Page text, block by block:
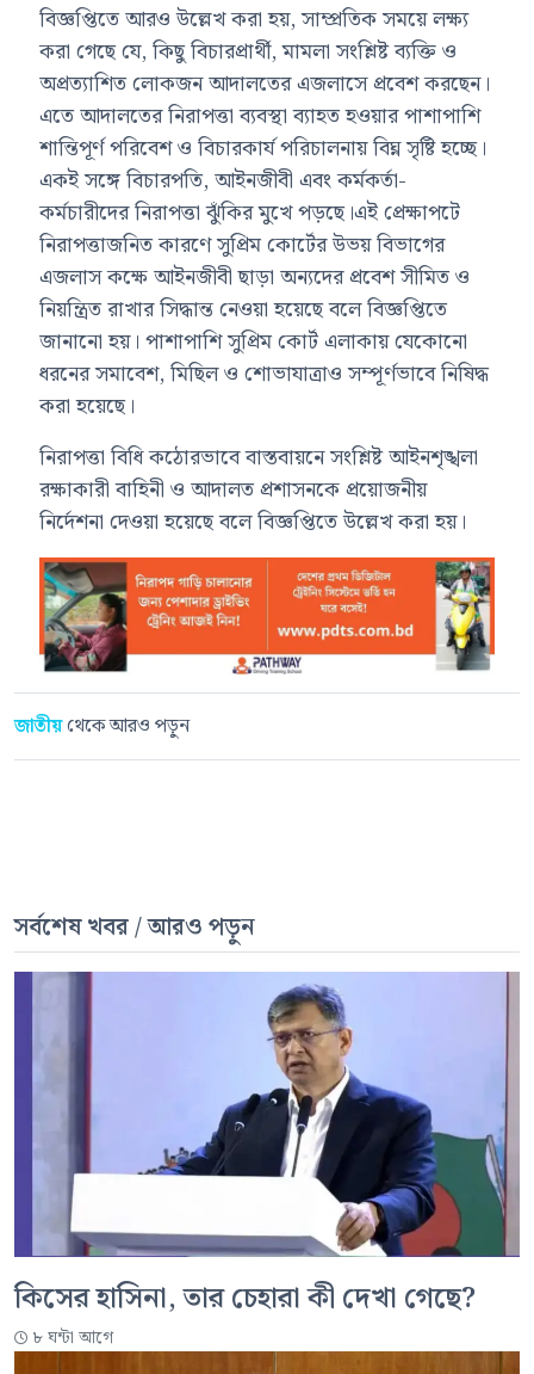
বিজ্ঞপ্তিতে আরও উল্লেখ করা হয়, সাম্প্রতিক সময়ে লক্ষ্য
করা গেছে যে, কিছু বিচারপ্রার্থী, মামলা সংশ্লিষ্ট ব্যক্তি ও
অপ্রত্যাশিত লোকজন আদালতের এজলাসে প্রবেশ করছেন।
এতে আদালতের নিরাপত্তা ব্যবস্থা ব্যাহত হওয়ার পাশাপাশি
শান্তিপূর্ণ পরিবেশ ও বিচারকার্য পরিচালনায় বিঘ্ন সৃষ্টি হচ্ছে।
একই সঙ্গে বিচারপতি, আইনজীবী এবং কর্মকর্তা-
কর্মচারীদের নিরাপত্তা ঝুঁকির মুখে পড়ছে।এই প্রেক্ষাপটে
নিরাপত্তাজনিত কারণে সুপ্রিম কোর্টের উভয় বিভাগের
এজলাস কক্ষে আইনজীবী ছাড়া অন্যদের প্রবেশ সীমিত ও
নিয়ন্ত্রিত রাখার সিদ্ধান্ত নেওয়া হয়েছে বলে বিজ্ঞপ্তিতে
জানানো হয়। পাশাপাশি সুপ্রিম কোর্ট এলাকায় যেকোনো
ধরনের সমাবেশ, মিছিল ও শোভাযাত্রাও সম্পূর্ণভাবে নিষিদ্ধ
করা হয়েছে।
নিরাপত্তা বিধি কঠোরভাবে বাস্তবায়নে সংশ্লিষ্ট আইনশৃঙ্খলা
রক্ষাকারী বাহিনী ও আদালত প্রশাসনকে প্রয়োজনীয়
নির্দেশনা দেওয়া হয়েছে বলে বিজ্ঞপ্তিতে উল্লেখ করা হয়।
জাতীয়থেকে আরও পড়ুন
সর্বশেষ খবর / আরও পড়ুন
কিসের হাসিনা, তার চেহারা কী দেখা গেছে?
৮ ঘন্টা আগে